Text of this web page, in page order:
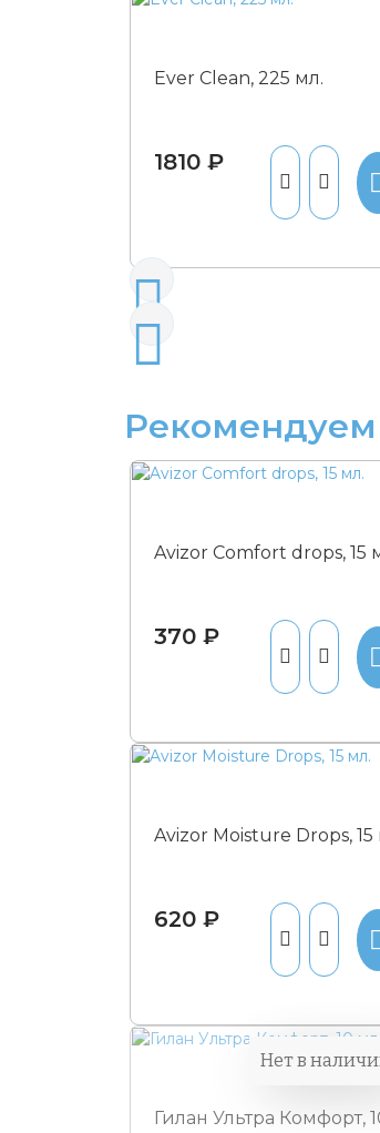
Ever Clean, 225 мл.
1810 ₽
Рекомендуем
Avizor Comfort drops, 15
370 ₽
Avizor Moisture Drops, 15
620 ₽
Нет в
Гилан Ультра Комфорт,